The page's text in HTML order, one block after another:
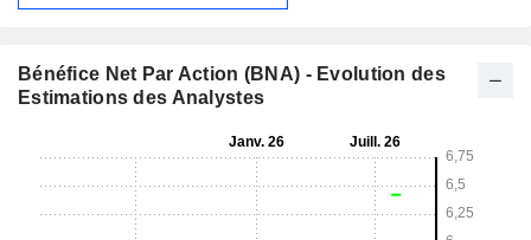
Bénéfice Net Par Action (BNA) - Evolution des
Estimations des Analystes